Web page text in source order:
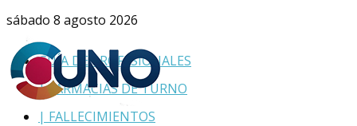
sábado 8 agosto 2026
GUÍA DE PROFESIONALES
| FARMACIAS DE TURNO
| FALLECIMIENTOS